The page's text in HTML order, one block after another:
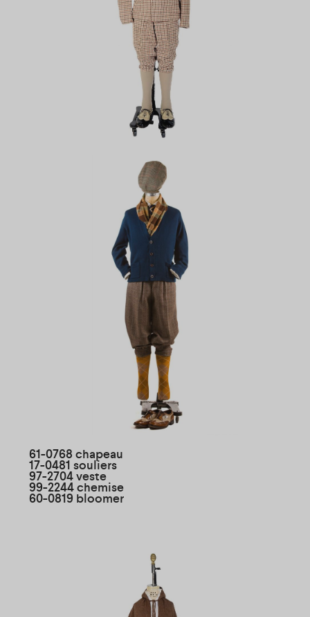
61-0768 chapeau
17-0481 souliers
97-2704 veste
99-2244 chemise
60-0819 bloomer